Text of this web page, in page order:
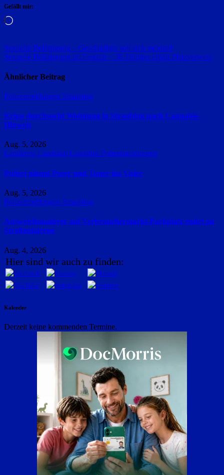
Gefällt mir:
Wird
Beitragsnavigation
Sexuelle Belästigung – Geschädigte soll sich melden!
Sexuelle Belästigung im Festzelt – 38-Jähriger erhält Platzverweis
Ähnlicher Beitrag
Polizeimeldungen Straubing
Kripo durchsucht Wohnung in Straubing nach Cannabis-
Hinweis
Aug. 5, 2026
Landkreis Landshut Landshut Polizeimeldungen
Polizei nimmt Poser und Tuner ins Visier
Aug. 5, 2026
Polizeimeldungen Straubing
Ausweichmanöver auf Verbrauchermarkt-Parkplatz endet an
Straßenlaterne
Aug. 4, 2026
Hier sind wir auch zu finden:
Kalender
Derzeit keine kommenden Termine.